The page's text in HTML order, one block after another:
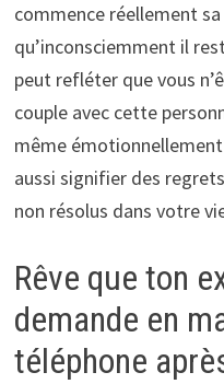
commence réellement
qu’inconsciemment il
peut refléter que vous
couple avec cette
même
aussi signifier des
non résolus dans votre
Rêve que ton
demande en
téléphone